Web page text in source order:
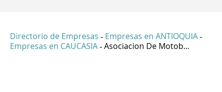
Directorio de Empresas - Empresas en ANTIOQUIA -
Empresas en CAUCASIA - Asociacion De Motob...